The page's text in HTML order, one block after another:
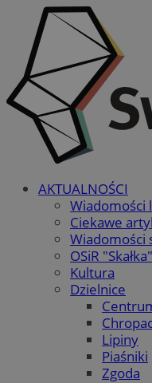
AKTUALNOŚCI
Wiadomości
Ciekawe
Wiadomości
OSiR "Skałka"
Kultura
Dzielnice
Lipiny
Piaśniki
Zgoda